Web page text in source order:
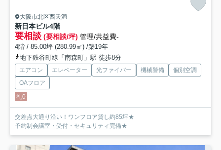
大阪市北区西天満
新日本ビル4階
要相談 (要相談/坪) 管理/共益費-
4階 / 85.00坪 (280.99㎡) /築19年
地下鉄谷町線「南森町」駅 徒歩8分
エアコン エレベーター 光ファイバー 機械警備
個別空調
OAフロア
礼0
交差点大通り沿い！ワンフロア貸し約85坪★
予約制会議室・受付・セキュリティ完備★